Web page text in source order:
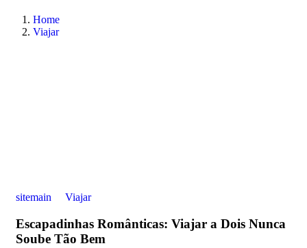
Home
Viajar
sitemain Viajar
Escapadinhas Românticas: Viajar a Dois Nunca
Soube Tão Bem